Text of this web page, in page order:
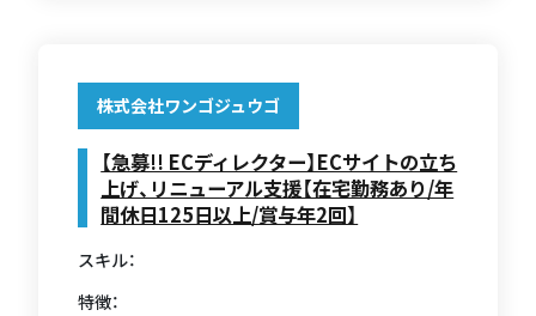
株式会社ワンゴジュウゴ
【急募!! ECディレクター】ECサイトの立ち
上げ、リニューアル支援【在宅勤務あり/年
間休日125日以上/賞与年2回】
スキル：
特徴：